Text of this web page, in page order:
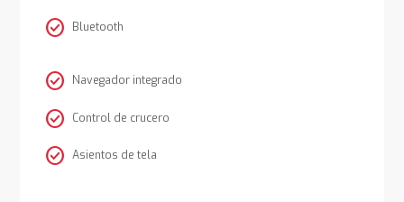
check_circle Bluetooth
check_circle Navegador integrado
check_circle Control de crucero
check_circle Asientos de tela